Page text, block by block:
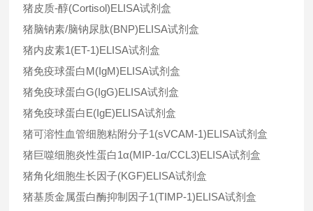
猪皮质-醇(Cortisol)ELISA试剂盒
猪脑钠素/脑钠尿肽(BNP)ELISA试剂盒
猪内皮素1(ET-1)ELISA试剂盒
猪免疫球蛋白M(IgM)ELISA试剂盒
猪免疫球蛋白G(IgG)ELISA试剂盒
猪免疫球蛋白E(IgE)ELISA试剂盒
猪可溶性血管细胞粘附分子1(sVCAM-1)ELISA试剂盒
猪巨噬细胞炎性蛋白1α(MIP-1α/CCL3)ELISA试剂盒
猪角化细胞生长因子(KGF)ELISA试剂盒
猪基质金属蛋白酶抑制因子1(TIMP-1)ELISA试剂盒